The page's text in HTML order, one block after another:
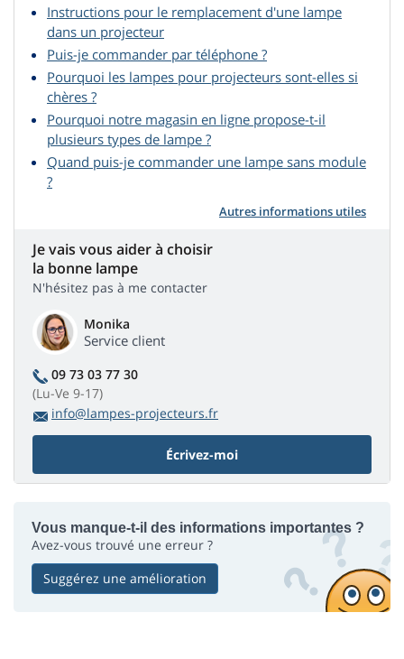
Instructions pour le remplacement d'une lampe
dans un projecteur
Puis-je commander par téléphone ?
Pourquoi les lampes pour projecteurs sont-elles si
chères ?
Pourquoi notre magasin en ligne propose-t-il
plusieurs types de lampe ?
Quand puis-je commander une lampe sans module
?
Autres informations utiles
Je vais vous aider à choisir
la bonne lampe
N'hésitez pas à me contacter
Monika
Service client
09 73 03 77 30
(Lu-Ve 9-17)
info@lampes-projecteurs.fr
Écrivez-moi
Vous manque-t-il des informations importantes ?
Avez-vous trouvé une erreur ?
Suggérez une amélioration